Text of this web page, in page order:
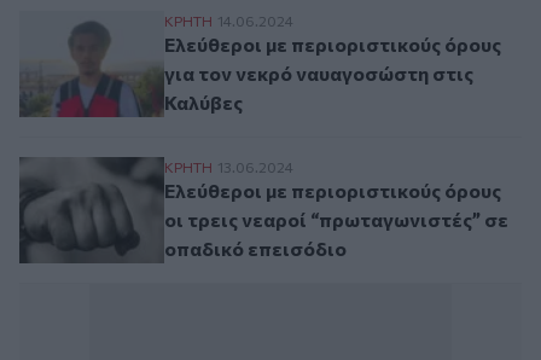
Ελεύθεροι με περιοριστικούς όρους για
ΚΡΗΤΗ 14.06.2024
Ελεύθεροι με περιοριστικούς όρους
για τον νεκρό ναυαγοσώστη στις
Καλύβες
Ελεύθεροι με περιοριστικούς όρους οι
ΚΡΗΤΗ 13.06.2024
Ελεύθεροι με περιοριστικούς όρους
οι τρεις νεαροί “πρωταγωνιστές” σε
οπαδικό επεισόδιο